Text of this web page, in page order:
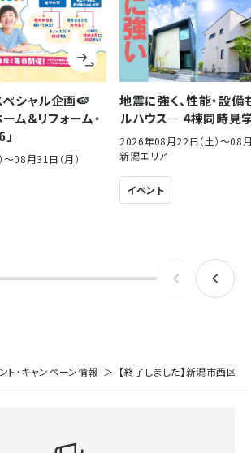
シャル企画🍉
ム＆リフォーム・
08月31日（月）
地震に強く、性能・設備
ルハウス― 4棟同時見
2026年08月22日（土）〜08
新潟エリア
イベント
ト・キャンペーン情報 【終了しました】新潟市西